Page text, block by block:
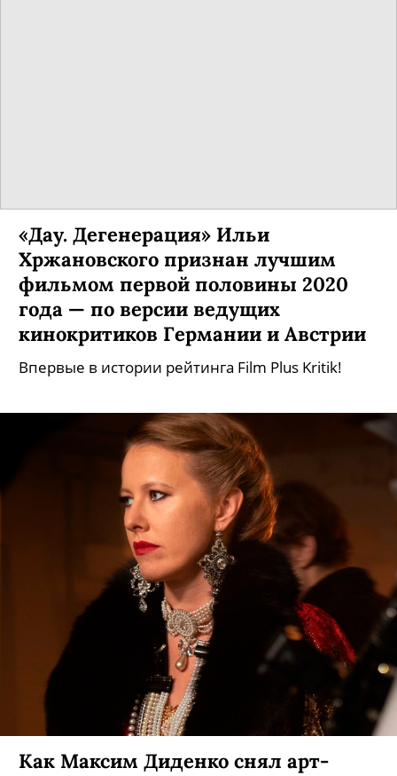
«Союзмультфильм» выпустит
сериал про медвежонка Умку.
Запланировано более 25 серий!
Уже сейчас в рамках работы над проектом
создана система персонажей, проработаны их
типажи и характер взаимоотношений.
«Дау. Дегенерация» Ильи